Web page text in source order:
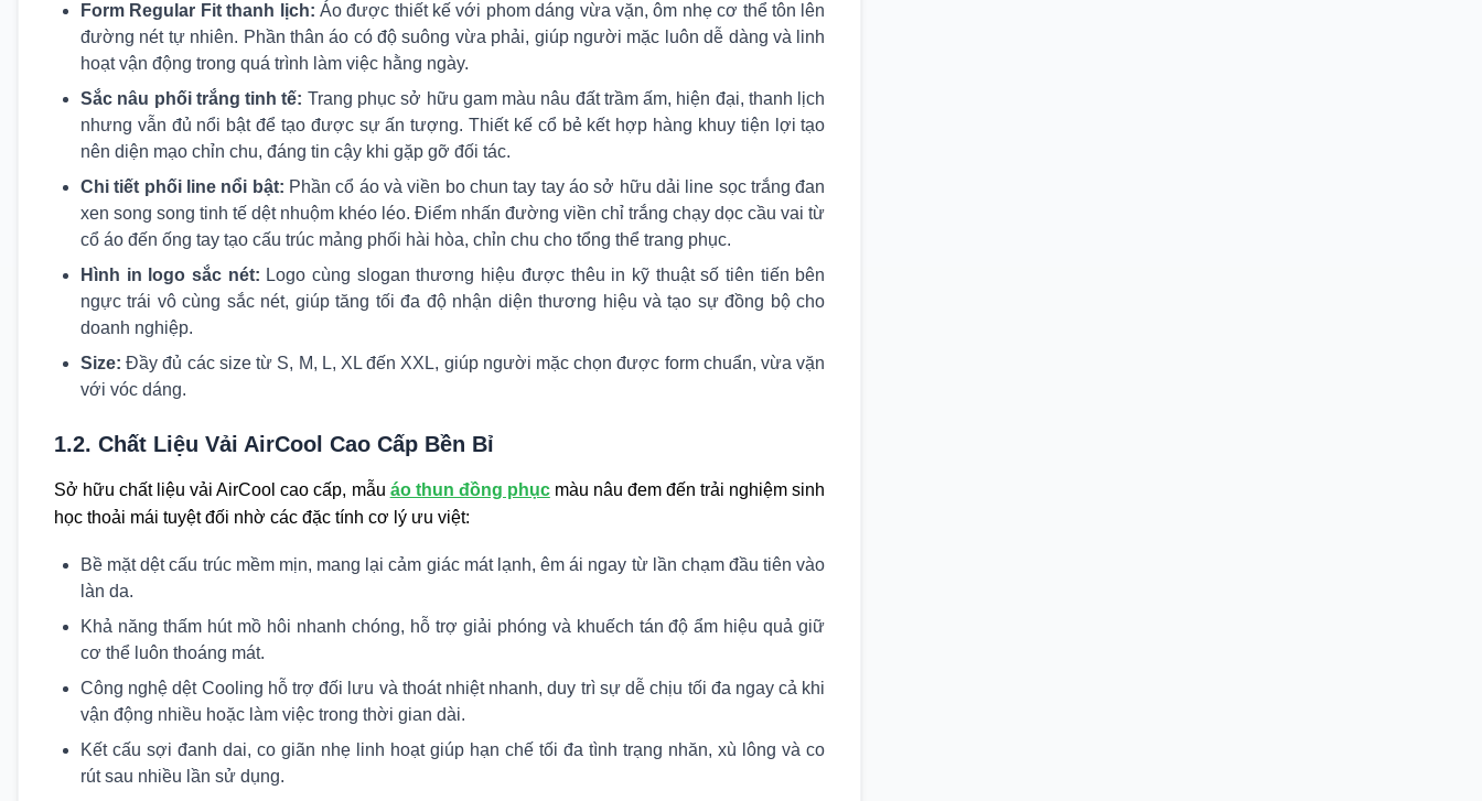
Form Regular Fit thanh lịch: Áo được thiết kế với phom dáng vừa vặn, ôm nhẹ cơ thể tôn lên
đường nét tự nhiên. Phần thân áo có độ suông vừa phải, giúp người mặc luôn dễ dàng và linh
hoạt vận động trong quá trình làm việc hằng ngày.
Sắc nâu phối trắng tinh tế: Trang phục sở hữu gam màu nâu đất trầm ấm, hiện đại, thanh lịch
nhưng vẫn đủ nổi bật để tạo được sự ấn tượng. Thiết kế cổ bẻ kết hợp hàng khuy tiện lợi tạo
nên diện mạo chỉn chu, đáng tin cậy khi gặp gỡ đối tác.
Chi tiết phối line nổi bật: Phần cổ áo và viền bo chun tay tay áo sở hữu dải line sọc trắng đan
xen song song tinh tế dệt nhuộm khéo léo. Điểm nhấn đường viền chỉ trắng chạy dọc cầu vai từ
cổ áo đến ống tay tạo cấu trúc mảng phối hài hòa, chỉn chu cho tổng thể trang phục.
Hình in logo sắc nét: Logo cùng slogan thương hiệu được thêu in kỹ thuật số tiên tiến bên
ngực trái vô cùng sắc nét, giúp tăng tối đa độ nhận diện thương hiệu và tạo sự đồng bộ cho
doanh nghiệp.
Size: Đầy đủ các size từ S, M, L, XL đến XXL, giúp người mặc chọn được form chuẩn, vừa vặn
với vóc dáng.
1.2. Chất Liệu Vải AirCool Cao Cấp Bền Bỉ
Sở hữu chất liệu vải AirCool cao cấp, mẫu áo thun đồng phụcmàu nâu đem đến trải nghiệm sinh
học thoải mái tuyệt đối nhờ các đặc tính cơ lý ưu việt:
Bề mặt dệt cấu trúc mềm mịn, mang lại cảm giác mát lạnh, êm ái ngay từ lần chạm đầu tiên vào
làn da.
Khả năng thấm hút mồ hôi nhanh chóng, hỗ trợ giải phóng và khuếch tán độ ẩm hiệu quả giữ
cơ thể luôn thoáng mát.
Công nghệ dệt Cooling hỗ trợ đối lưu và thoát nhiệt nhanh, duy trì sự dễ chịu tối đa ngay cả khi
vận động nhiều hoặc làm việc trong thời gian dài.
Kết cấu sợi đanh dai, co giãn nhẹ linh hoạt giúp hạn chế tối đa tình trạng nhăn, xù lông và co
rút sau nhiều lần sử dụng.